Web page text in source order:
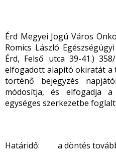
Érd Megyei Jogú Város
Romics László
Érd, Felső utca 39-41.)
elfogadott alapító okiratát a
történő bejegyzés
módosítja, és elfogadja
egységes szerkezetbe
Határidő: a döntés